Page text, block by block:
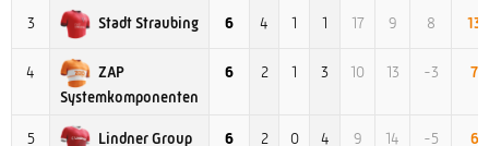
3 Stadt Straubing 6 4 1 1 17 9 8 13
4
ZAP
Systemkomponenten
6 2 1 3 10 13 -3 7
5 Lindner Group 6 2 0 4 9 14 -5 6